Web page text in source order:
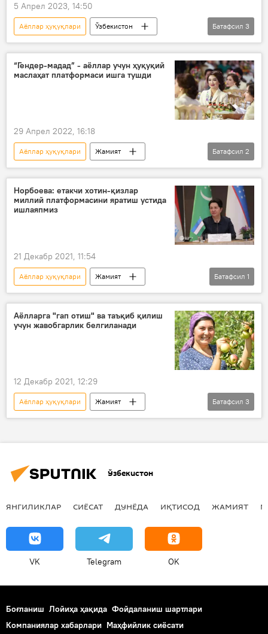
5 Апрел 2023, 14:50
Аёллар ҳуқуқлари
Ўзбекистон
Аёллар
Жамият зўравонлик
Батафсил 3
“Гендер-мадад” - аёллар учун ҳуқуқий
маслаҳат платформаси ишга тушди
29 Апрел 2022, 16:18
Аёллар ҳуқуқлари
Жамият
Аёллар ҳуқуқлари ҳимояси
Аёллар
Батафсил 2
Норбоева: етакчи хотин-қизлар
миллий платформасини яратиш устида
ишлаяпмиз
21 Декабр 2021, 11:54
Аёллар ҳуқуқлари
Жамият
Танзила Норбоева
Батафсил 1
Аёлларга "гап отиш" ва таъқиб қилиш
учун жавобгарлик белгиланади
12 Декабр 2021, 12:29
Аёллар ҳуқуқлари
Жамият
Адлия вазирлиги
Аёллар
Батафсил 3
Ўзбекистон
ЯНГИЛИКЛАР СИЁСАТ ДУНЁДА ИҚТИСОД ЖАМИЯТ
VK Telegram OK
Боғланиш Лойиҳа ҳақида Фойдаланиш шартлари
Компаниялар хабарлари Маҳфийлик сиёсати